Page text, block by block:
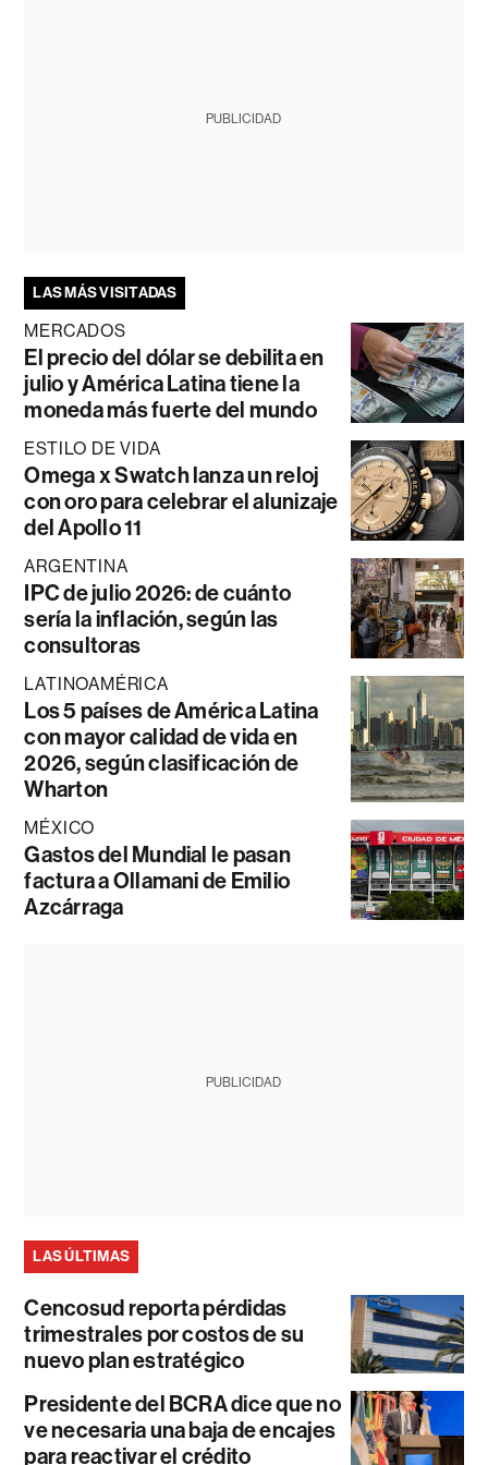
PUBLICIDAD
LAS MÁS VISITADAS
MERCADOS
El precio del dólar se debilita en
julio y América Latina tiene la
moneda más fuerte del mundo
ESTILO DE VIDA
Omega x Swatch lanza un reloj
con oro para celebrar el alunizaje
del Apollo 11
ARGENTINA
IPC de julio 2026: de cuánto
sería la inflación, según las
consultoras
LATINOAMÉRICA
Los 5 países de América Latina
con mayor calidad de vida en
2026, según clasificación de
Wharton
MÉXICO
Gastos del Mundial le pasan
factura a Ollamani de Emilio
Azcárraga
PUBLICIDAD
LAS ÚLTIMAS
Cencosud reporta pérdidas
trimestrales por costos de su
nuevo plan estratégico
Presidente del BCRA dice que no
ve necesaria una baja de encajes
para reactivar el crédito